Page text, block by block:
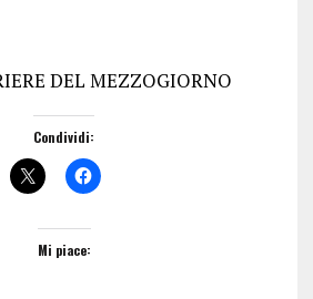
DEL MEZZOGIORNO
Condividi:
Mi piace: